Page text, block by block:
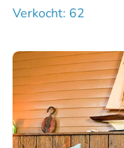
Verkocht: 62